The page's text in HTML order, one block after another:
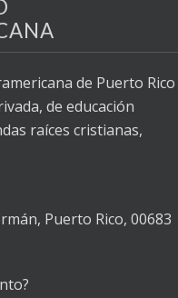
de Puerto Rico
de educación
raíces cristianas,
Puerto Rico, 00683